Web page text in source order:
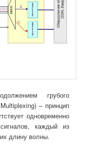
грубого
– принцип
одновременно
каждый из
длину волны.